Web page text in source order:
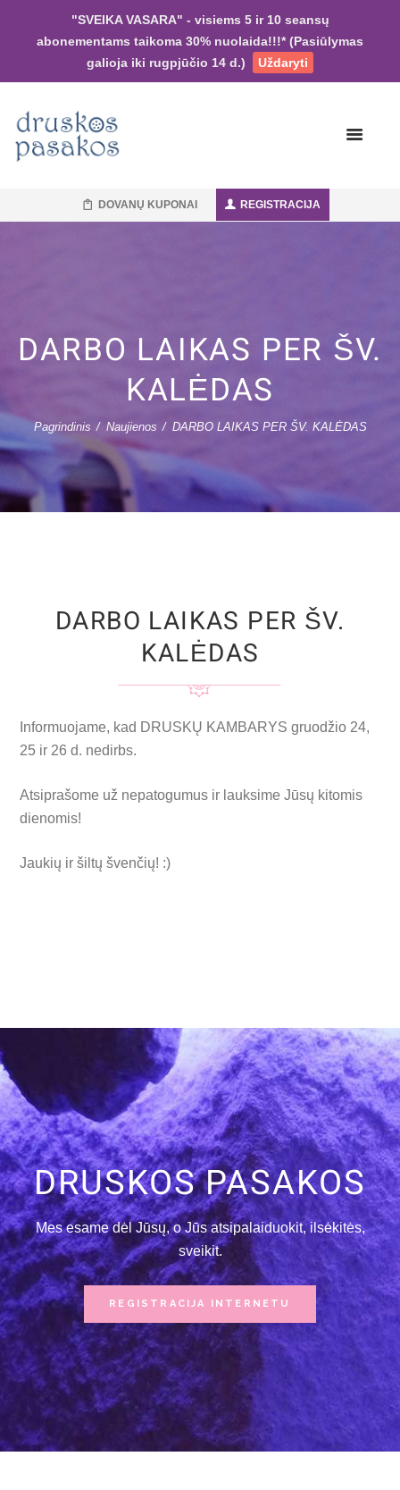
"SVEIKA VASARA" - visiems 5 ir 10 seansų
abonementams taikoma 30% nuolaida!!!* (Pasiūlymas
galioja iki rugpjūčio 14 d.)
Uždaryti
DOVANŲ KUPONAI REGISTRACIJA
DARBO LAIKAS PER ŠV.
KALĖDAS
Pagrindinis Naujienos DARBO LAIKAS PER ŠV. KALĖDAS
DARBO LAIKAS PER ŠV.
KALĖDAS
Informuojame, kad DRUSKŲ KAMBARYS gruodžio 24,
25 ir 26 d. nedirbs.
Atsiprašome už nepatogumus ir lauksime Jūsų kitomis
dienomis!
Jaukių ir šiltų švenčių! :)
DRUSKOS PASAKOS
Mes esame dėl Jūsų, o Jūs atsipalaiduokit, ilsėkitės,
sveikit.
REGISTRACIJA INTERNETU